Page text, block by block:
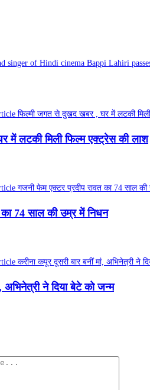
singer of Hindi cinema Bappi Lahiri
में लटकी मिली फिल्म एक्ट्रेस की लाश
74 साल की उम्र में निधन
अभिनेत्री ने दिया बेटे को जन्म